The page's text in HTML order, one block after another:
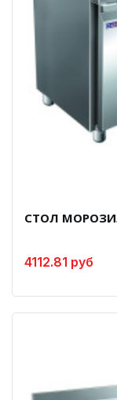
СТОЛ
4112.81 руб